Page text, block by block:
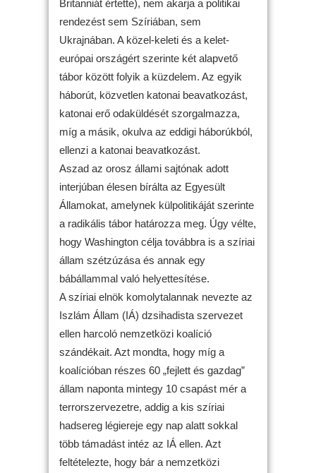
Britanniát értette), nem akarja a politikai
rendezést sem Szíriában, sem
Ukrajnában. A közel-keleti és a kelet-
európai országért szerinte két alapvető
tábor között folyik a küzdelem. Az egyik
háborút, közvetlen katonai beavatkozást,
katonai erő odaküldését szorgalmazza,
míg a másik, okulva az eddigi háborúkból,
ellenzi a katonai beavatkozást.
Aszad az orosz állami sajtónak adott
interjúban élesen bírálta az Egyesült
Államokat, amelynek külpolitikáját szerinte
a radikális tábor határozza meg. Úgy vélte,
hogy Washington célja továbbra is a szíriai
állam szétzúzása és annak egy
bábállammal való helyettesítése.
A szíriai elnök komolytalannak nevezte az
Iszlám Állam (IÁ) dzsihadista szervezet
ellen harcoló nemzetközi koalíció
szándékait. Azt mondta, hogy míg a
koalícióban részes 60 „fejlett és gazdag”
állam naponta mintegy 10 csapást mér a
terrorszervezetre, addig a kis szíriai
hadsereg légiereje egy nap alatt sokkal
több támadást intéz az IÁ ellen. Azt
feltételezte, hogy bár a nemzetközi